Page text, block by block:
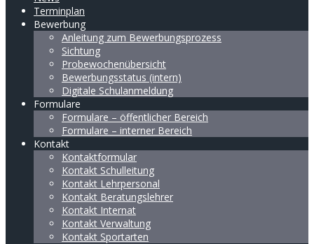
Terminplan
Bewerbung
Anleitung zum Bewerbungsprozess
Sichtung
Probewochenübersicht
Bewerbungsstatus (intern)
Digitale Schulanmeldung
Formulare
Formulare – öffentlicher Bereich
Formulare – interner Bereich
Kontakt
Kontaktformular
Kontakt Schulleitung
Kontakt Lehrpersonal
Kontakt Beratungslehrer
Kontakt Internat
Kontakt Verwaltung
Kontakt Sportarten